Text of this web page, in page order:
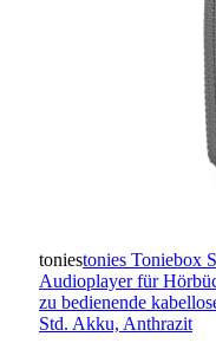
toniestonies Toniebox
Audioplayer für
zu bedienende
Std. Akku, Anthrazit